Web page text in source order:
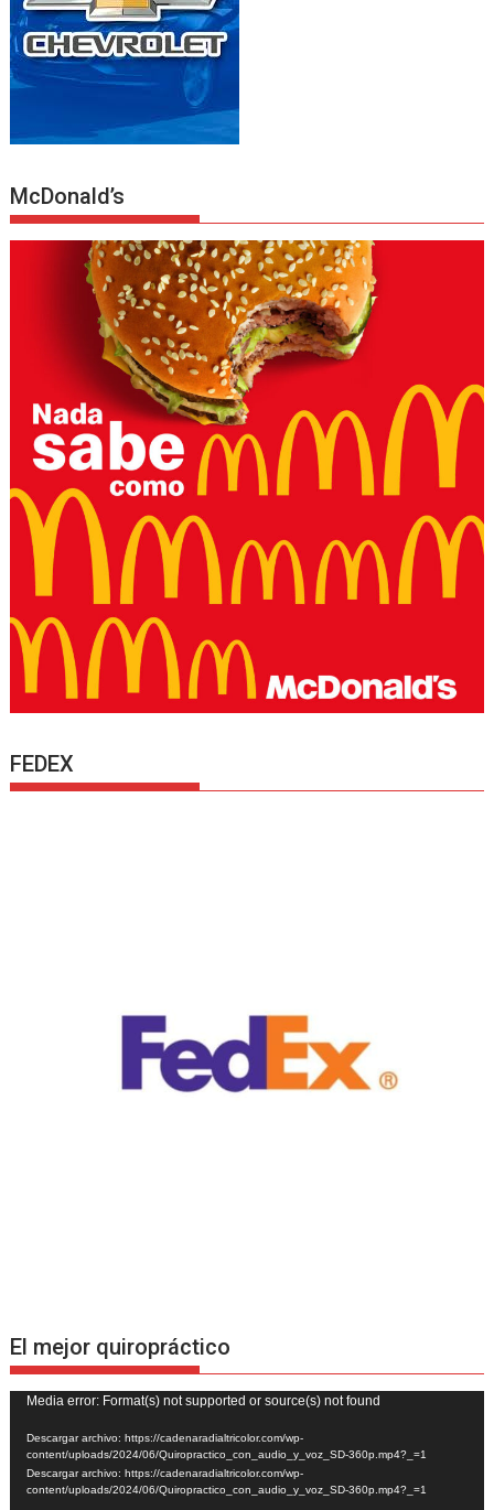
McDonald’s
FEDEX
El mejor quiropráctico
Reproductor
de
vídeo
Media error: Format(s) not supported or source(s) not found
Descargar archivo: https://cadenaradialtricolor.com/wp-
content/uploads/2024/06/Quiropractico_con_audio_y_voz_SD-360p.mp4?_=1
Descargar archivo: https://cadenaradialtricolor.com/wp-
content/uploads/2024/06/Quiropractico_con_audio_y_voz_SD-360p.mp4?_=1